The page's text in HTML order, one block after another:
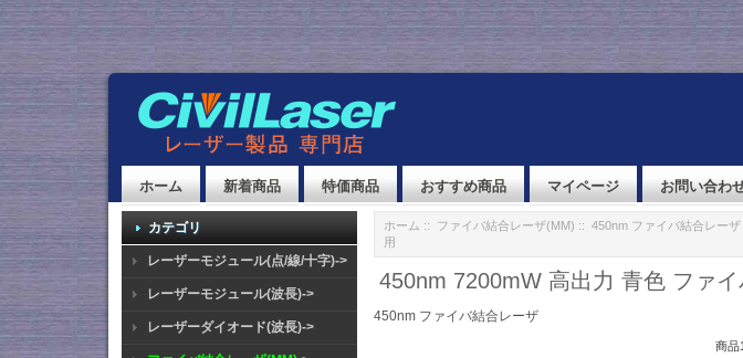
ホーム 新着商品 特価商品 おすすめ商品 マイページ お問い合わ
カテゴリ
レーザーモジュール(点/線/十字)->
レーザーモジュール(波長)->
レーザーダイオード(波長)->
ホーム :: ファイバ結合レーザ(MM) :: 450nm ファイバ結合レーザ
用
450nm 7200mW 高出力 青色 ファ
450nm ファイバ結合レーザ
商品